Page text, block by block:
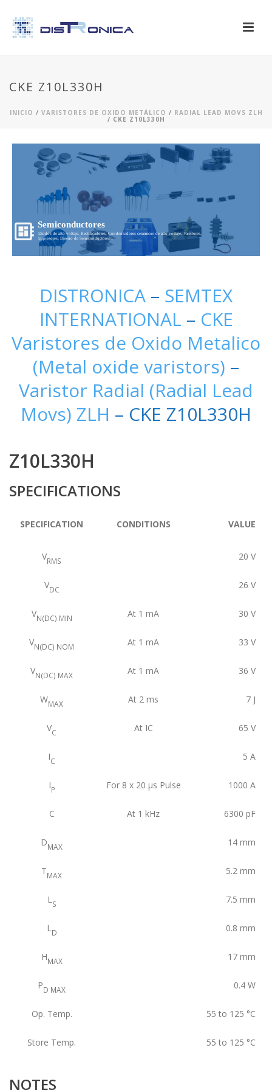
CKE Z10L330H
INICIO / VARISTORES DE OXIDO METÁLICO / RADIAL LEAD MOVS ZLH
/ CKE Z10L330H
Semiconductores
Diodos de alto voltaje, Rectificadores, Condensadores ceramicos de alto voltaje, Varistores,
Supresores, Diseño de Semiconductores...
DISTRONICA – SEMTEX
INTERNATIONAL – CKE
Varistores de Oxido Metalico
(Metal oxide varistors) –
Varistor Radial (Radial Lead
Movs) ZLH – CKE Z10L330H
Z10L330H
SPECIFICATIONS
SPECIFICATION CONDITIONS VALUE
VRMS 20 V
VDC 26 V
VN(DC) MIN At 1 mA 30 V
VN(DC) NOM At 1 mA 33 V
VN(DC) MAX At 1 mA 36 V
WMAX At 2 ms 7 J
VC At IC 65 V
IC 5 A
IP For 8 x 20 μs Pulse 1000 A
C At 1 kHz 6300 pF
DMAX 14 mm
TMAX 5.2 mm
LS 7.5 mm
LD 0.8 mm
HMAX 17 mm
PD MAX 0.4 W
Op. Temp. 55 to 125 °C
Store Temp. 55 to 125 °C
NOTES